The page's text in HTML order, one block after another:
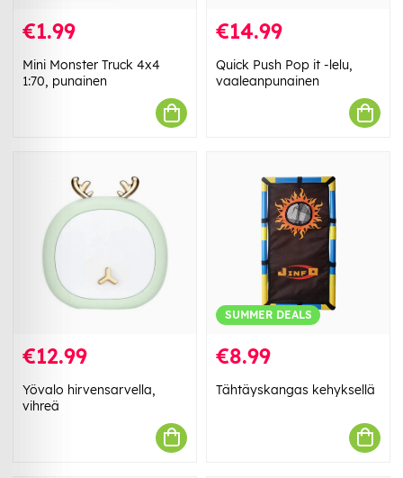
€1.99
Mini Monster Truck 4x4
1:70, punainen
€14.99
Quick Push Pop it -lelu,
vaaleanpunainen
€12.99
Yövalo hirvensarvella,
vihreä
SUMMER DEALS
€8.99
Tähtäyskangas kehyksellä